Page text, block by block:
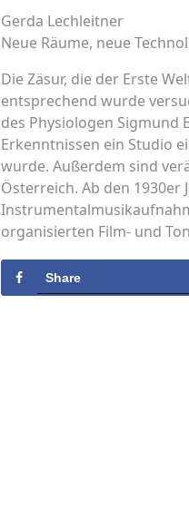
Gerda Lechleitner
Neue Räume, neue
Die Zäsur, die der Erste
entsprechend wurde
des Physiologen Sigmund
Erkenntnissen ein Studio
wurde. Außerdem sind
Österreich. Ab den
organisierten Film- und
Share